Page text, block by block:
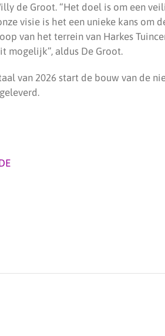
de Groot. “Het doel is om een
visie is het een unieke kans om
van het terrein van Harkes
mogelijk”, aldus De Groot.
van 2026 start de bouw van de